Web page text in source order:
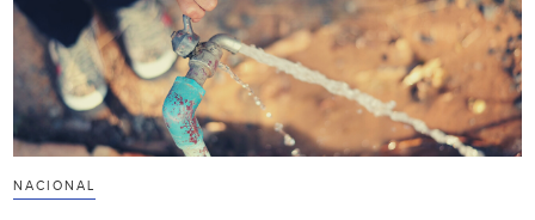
NACIONAL